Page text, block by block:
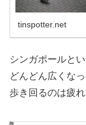
tinspotter.net
シンガポールと
どんどん広くな
歩き回るのは疲